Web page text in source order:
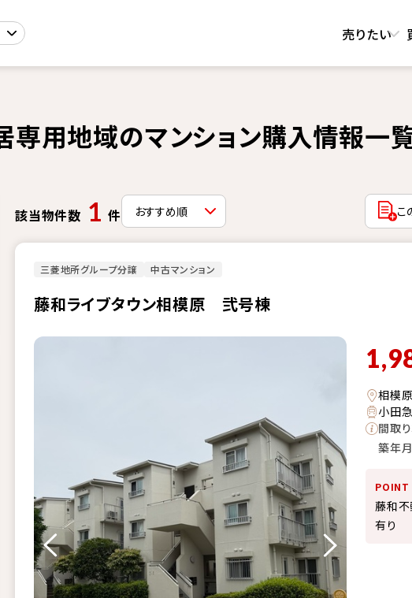
売りたい
用地域のマンション購入情報一
該当物件数 1 件 こ
三菱地所グループ分譲 中古マンション
藤和ライブタウン相模原 弐号棟
相模
小田
間取り
築年月
POINT
藤和
有り